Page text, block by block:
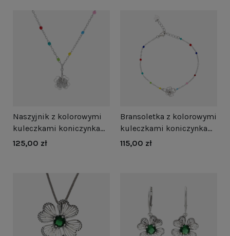
Naszyjnik z kolorowymi
kuleczkami koniczynka
srebro
125,00 zł
Bransoletka z kolorowymi
kuleczkami koniczynka
srebro
115,00 zł